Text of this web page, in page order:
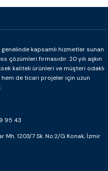
genelinde kapsamlı hizmetler sunan
firmasıdır. 20 yılı aşkın
kaliteli ürünleri ve müşteri odaklı
hem de ticari projeler için uzun
95 43
Mh. 1203/7 Sk. No:2/G Konak, İzmir